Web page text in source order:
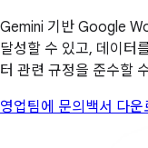
Gemini 기반 Google
달성할 수 있고, 데이터
터 관련 규정을 준수할
영업팀에 문의 백서 다운